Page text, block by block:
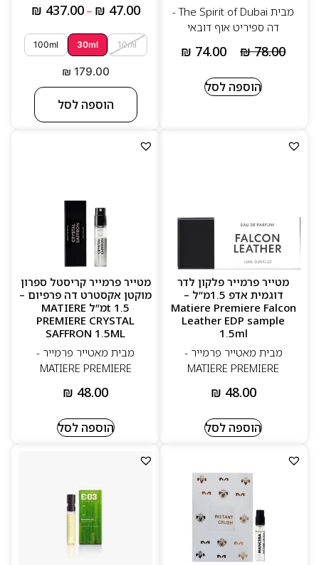
מבית The Spirit of Dubai -
דה ספיריט אוף דובאי
₪78.00
₪ 74.00
הוספה לסל
₪ 47.00
–
₪ 437.00
10ml
30ml
100ml
₪ 179.00
הוספה לסל
מטייר פרמייר פלקון לדר
דוגמית אדפ 1.5מ”ל –
Matiere Premiere Falcon
Leather EDP sample
1.5ml
מבית מאטייר פרמייר -
MATIERE PREMIERE
₪ 48.00
הוספה לסל
מטייר פרמייר קריסטל ספרון
מוקטן אקסטרט דה פרפיום –
t 1.5מ”ל MATIERE
PREMIERE CRYSTAL
SAFFRON 1.5ML
מבית מאטייר פרמייר -
MATIERE PREMIERE
₪ 48.00
הוספה לסל